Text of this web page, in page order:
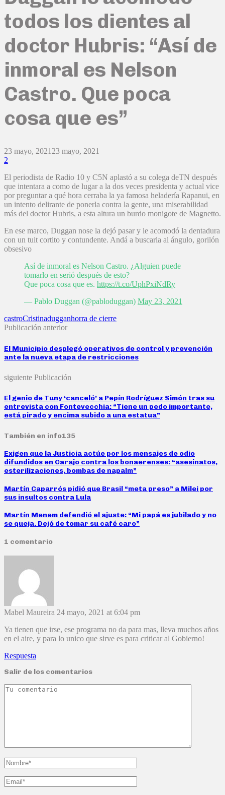
todos los dientes al
doctor Hubris: “Así de
inmoral es Nelson
Castro. Que poca
cosa que es”
23 mayo, 2021 23 mayo, 2021
2
El periodista de Radio 10 y C5N aplastó a su colega deTN después
que intentara a como de lugar a la dos veces presidenta y actual vice
por preguntar a qué hora cerraba la ya famosa heladería Rapanui, en
un intento delirante de ponerla contra la gente, una miserabilidad
más del doctor Hubris, a esta altura un burdo monigote de Magnetto.
En ese marco, Duggan nose la dejó pasar y le acomodó la dentadura
con un tuit cortito y contundente. Andá a buscarla al ángulo, gorilón
obsesivo
Así de inmoral es Nelson Castro. ¿Alguien puede
tomarlo en serió después de esto?
Que poca cosa que es. https://t.co/UphPxiNdRy
— Pablo Duggan (@pabloduggan) May 23, 2021
castroCristinadugganhorra de cierre
Publicación anterior
El Municipio desplegó operativos de control y prevención
ante la nueva etapa de restricciones
siguiente Publicación
El genio de Tuny ‘canceló’ a Pepín Rodríguez Simón tras su
entrevista con Fontevecchia: “Tiene un pedo importante,
está pirado y encima subido a una estatua”
También en info135
Exigen que la Justicia actúe por los mensajes de odio
difundidos en Carajo contra los bonaerenses: “asesinatos,
esterilizaciones, bombas de napalm”
Martín Caparrós pidió que Brasil “meta preso” a Milei por
sus insultos contra Lula
Martín Menem defendió el ajuste: “Mi papá es jubilado y no
se queja. Dejó de tomar su café caro”
1 comentario
Mabel Maureira 24 mayo, 2021 at 6:04 pm
Ya tienen que irse, ese programa no da para mas, lleva muchos años
en el aire, y para lo unico que sirve es para criticar al Gobierno!
Respuesta
Salir de los comentarios